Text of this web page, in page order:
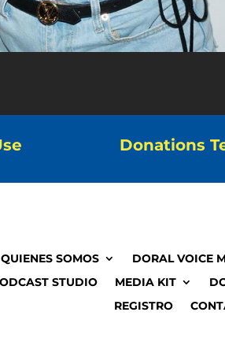
Donations
QUIENES SOMOS
DORAL VOICE
STUDIO MEDIA KIT
REGISTRO